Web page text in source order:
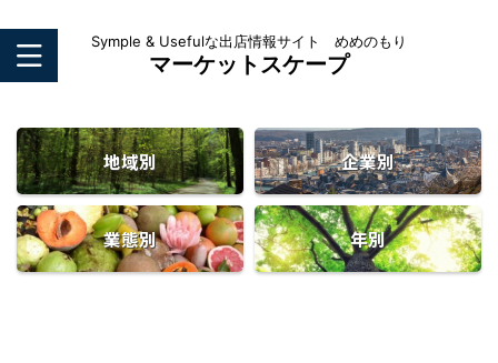
Symple & Usefulな出店情報サイト めめのもり
マーケットスケープ
地域別 企業別
業態別 年別